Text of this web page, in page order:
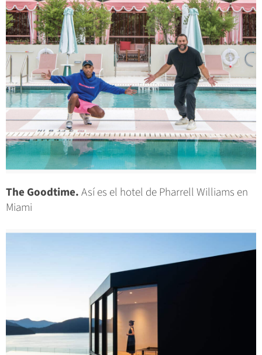
The Goodtime.Así es el hotel de Pharrell Williams en
Miami